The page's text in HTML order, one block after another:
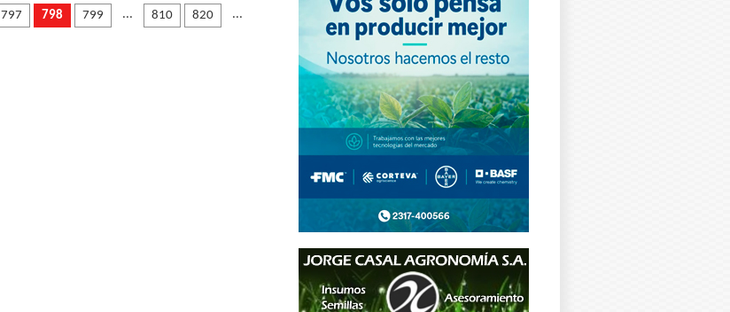
797 798 799 ... 810 820 ...